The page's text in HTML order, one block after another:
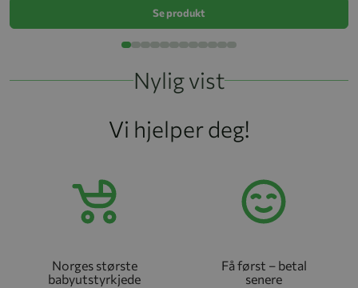
Se produkt
Nylig vist
Vi hjelper deg!
Norges største
babyutstyrkjede
Få først – betal
senere